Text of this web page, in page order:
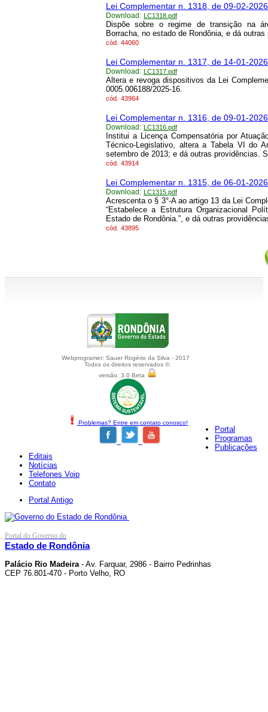
Lei Complementar n. 1318, de 09-02-2026
Download: LC1318.pdf
Dispõe sobre o regime de transição na
Borracha, no estado de Rondônia, e dá
cód. 44060
Lei Complementar n. 1317, de 14-01-2026
Download: LC1317.pdf
Altera e revoga dispositivos da Lei
0005.006188/2025-16.
cód. 43964
Lei Complementar n. 1316, de 09-01-2026
Download: LC1316.pdf
Institui a Licença Compensatória por
Técnico-Legislativo, altera a Tabela VI do
setembro de 2013; e dá outras providências.
cód. 43914
Lei Complementar n. 1315, de 06-01-2026
Download: LC1315.pdf
Acrescenta o § 3°-A ao artigo 13 da Lei
“Estabelece a Estrutura Organizacional
Estado de Rondônia.”, e dá outras
cód. 43895
Webprogramer: Sauer Rogério da Silva - 2017
Todos os direitos reservados ©.
versão: 3.0 Beta
Problemas? Entre em contato conosco!
Portal
Programas
Publicações
Editais
Notícias
Telefones Voip
Contato
Portal Antigo
Portal do Governo do
Estado de Rondônia
Palácio Rio Madeira - Av. Farquar, 2986 - Bairro Pedrinhas
CEP 76.801-470 - Porto Velho, RO